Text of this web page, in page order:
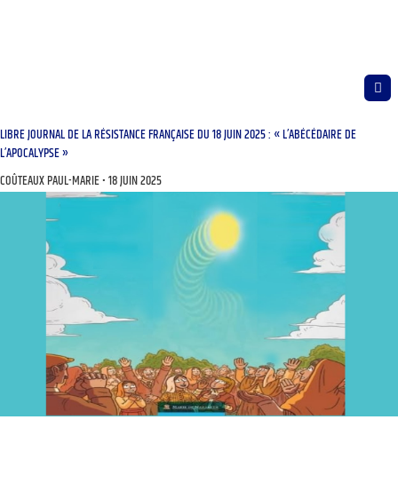
LIBRE JOURNAL DE LA RÉSISTANCE FRANÇAISE DU 18 JUIN 2025 : « L’ABÉCÉDAIRE DE
L’APOCALYPSE »
COÛTEAUX PAUL-MARIE 18 JUIN 2025